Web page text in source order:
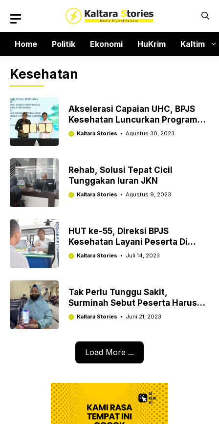
isi
Home
Politik Ekonomi HuKrim Kaltim
Kesehatan
Akselerasi Capaian UHC, BPJS
Kesehatan Luncurkan Program
Pesiar
Kaltara Stories Agustus 30, 2023
Rehab, Solusi Tepat Cicil
Tunggakan Iuran JKN
Kaltara Stories Agustus 9, 2023
HUT ke-55, Direksi BPJS
Kesehatan Layani Peserta Di
Tapal Batas Negeri
Kaltara Stories Juli 14, 2023
Tak Perlu Tunggu Sakit,
Surminah Sebut Peserta Harus
Rutin Bayar Iuran
Kaltara Stories Juni 21, 2023
Load More ...